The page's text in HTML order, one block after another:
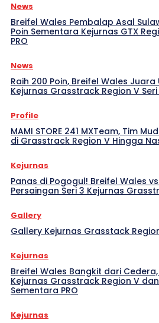
News
Breifel Wales Pembalap Asal
Poin Sementara Kejurnas GTX
PRO
News
Raih 200 Poin, Breifel Wales
Kejurnas Grasstrack Region V
Profile
MAMI STORE 241 MXTeam, Tim
di Grasstrack Region V Hingga
Kejurnas
Panas di Pogogul! Breifel Wales
Persaingan Seri 3 Kejurnas
Gallery
Gallery Kejurnas Grasstack
Kejurnas
Breifel Wales Bangkit dari
Kejurnas Grasstrack Region V
Sementara PRO
Kejurnas